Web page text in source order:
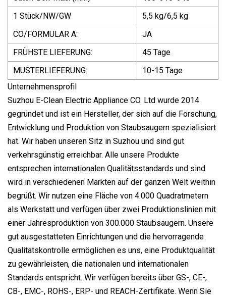
1 Stück/NW/GW
5,5 kg/6,5 kg
CO/FORMULAR A:
JA
FRÜHSTE LIEFERUNG:
45 Tage
MUSTERLIEFERUNG:
10-15 Tage
Unternehmensprofil
Suzhou E-Clean Electric Appliance CO. Ltd wurde 2014
gegründet und ist ein Hersteller, der sich auf die Forschung,
Entwicklung und Produktion von Staubsaugern spezialisiert
hat. Wir haben unseren Sitz in Suzhou und sind gut
verkehrsgünstig erreichbar. Alle unsere Produkte
entsprechen internationalen Qualitätsstandards und sind
wird in verschiedenen Märkten auf der ganzen Welt weithin
begrüßt. Wir nutzen eine Fläche von 4.000 Quadratmetern
als Werkstatt und verfügen über zwei Produktionslinien mit
einer Jahresproduktion von 300.000 Staubsaugern. Unsere
gut ausgestatteten Einrichtungen und die hervorragende
Qualitätskontrolle ermöglichen es uns, eine Produktqualität
zu gewährleisten, die nationalen und internationalen
Standards entspricht. Wir verfügen bereits über GS-, CE-,
CB-, EMC-, ROHS-, ERP- und REACH-Zertifikate. Wenn Sie